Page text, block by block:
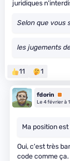
juridiques
Selon que vous
les jugements
11 1
fdorin
Le 4 février à
Ma position
Oui, c'est très
code comme